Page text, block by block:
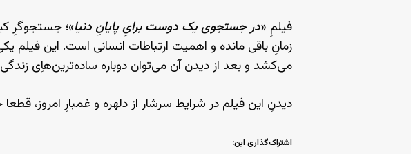
فیلمِ «در جستجوی یک دوست برایِ پایانِ دنیا»؛ جستجوگرِ
زمانِ باقی مانده و اهمیت ارتباطات انسانی است. این فیلم
می‌کشد و بعد از دیدن آن می‌توان دوباره ساده‌ترین‌هاِی
دیدنِ این فیلم در شرایط سرشار از دلهره و غمبارِ امروز،
اشتراک‌گذاری این: